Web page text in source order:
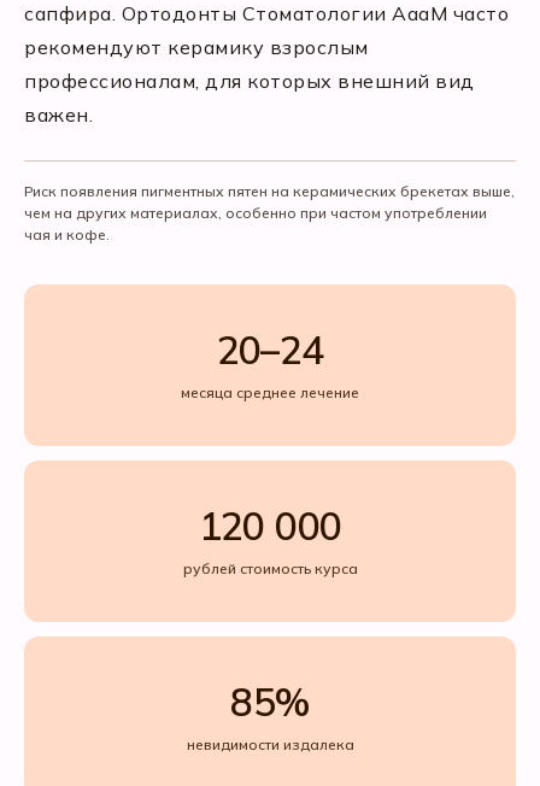
сапфира. Ортодонты Стоматологии АааМ часто
рекомендуют керамику взрослым
профессионалам, для которых внешний вид
важен.
Риск появления пигментных пятен на керамических брекетах выше,
чем на других материалах, особенно при частом употреблении
чая и кофе.
20–24
месяца среднее лечение
120 000
рублей стоимость курса
85%
невидимости издалека